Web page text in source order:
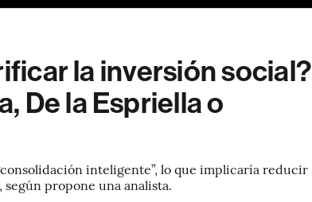
la inversión social?
De la Espriella o
inteligente”, lo que implicaría reducir
propone una analista.